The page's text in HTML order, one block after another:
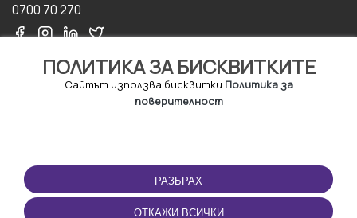
ПОЛИТИКА ЗА БИСКВИТКИТЕ
Сайтът използва бисквитки Политика за
поверителност
РАЗБРАХ
ОТКАЖИ ВСИЧКИ
0700 70 270
ПОЛЗВАНЕ
Правила и условия за
ползване
ПРИЛОЖЕНИЕТО